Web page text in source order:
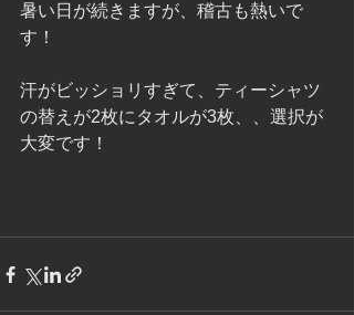
暑い日が続きますが、稽古も熱いで
す！
汗がビッショリすぎて、ティーシャツ
の替えが2枚にタオルが3枚、、選択が
大変です！